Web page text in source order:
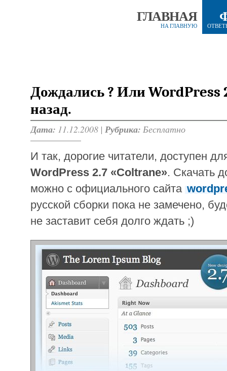
ГЛАВНАЯ
НА ГЛАВНУЮ
Дождались ? Или WordPress
назад.
Дата: 11.12.2008 | Рубрика: Бесплатно
И так, дорогие читатели, доступен
WordPress 2.7 «Coltrane». Скачать
можно с официального сайта
русской сборки пока не замечено,
не заставит себя долго ждать ;)